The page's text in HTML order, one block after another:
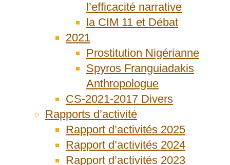
l’efficacité narrative
la CIM 11 et Débat
2021
Prostitution Nigérianne
Spyros Franguiadakis
Anthropologue
CS-2021-2017 Divers
Rapports d’activité
Rapport d’activités 2025
Rapport d’activités 2024
Rapport d’activités 2023